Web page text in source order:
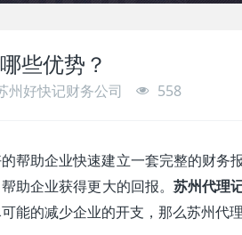
些优势？
州好快记财务公司 558
帮助企业快速建立一套完整的财务
助企业获得更大的回报。 苏州代理
能的减少企业的开支，那么苏州代